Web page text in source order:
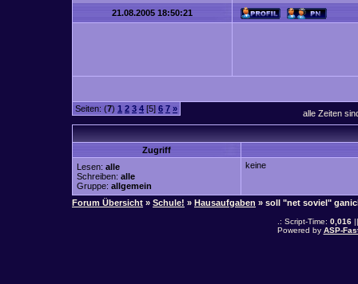
21.08.2005 18:50:21
Seiten: (7) 1 2 3 4 [5] 6 7 » alle Zeiten
Zugriff
Lesen: alle
Schreiben: alle
Gruppe: allgemein
keine
Forum Übersicht » Schule! » Hausaufgaben » soll "net soviel"
.: Script-Time: 0,016||
Powered by ASP-